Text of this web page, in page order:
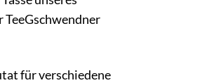
TeeGschwendner
für verschiedene